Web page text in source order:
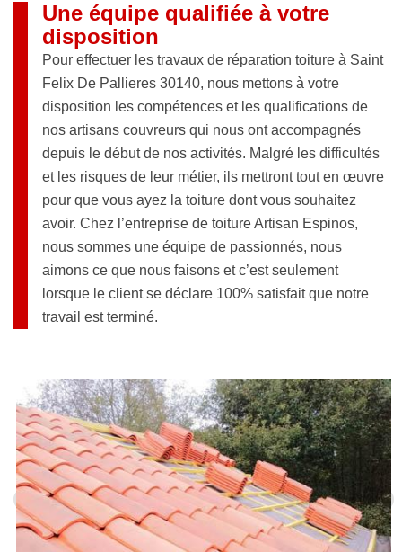
Une équipe qualifiée à votre
disposition
Pour effectuer les travaux de réparation toiture à Saint
Felix De Pallieres 30140, nous mettons à votre
disposition les compétences et les qualifications de
nos artisans couvreurs qui nous ont accompagnés
depuis le début de nos activités. Malgré les difficultés
et les risques de leur métier, ils mettront tout en œuvre
pour que vous ayez la toiture dont vous souhaitez
avoir. Chez l’entreprise de toiture Artisan Espinos,
nous sommes une équipe de passionnés, nous
aimons ce que nous faisons et c’est seulement
lorsque le client se déclare 100% satisfait que notre
travail est terminé.